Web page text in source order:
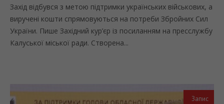
Захід відбувся з метою підтримки українських військових, а
виручені кошти спрямовуються на потреби Збройних Сил
України. Пише Західний кур’єр із посиланням на пресслужбу
Калуської міської ради. Створена...
Запис